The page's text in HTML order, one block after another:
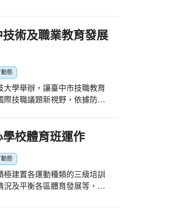
和社區家長的期望，本次經費
萬3,000元，合計7,338萬
校師生更優質的教學環境。 新
為光正國小圖書館暨社區共
向教育部爭取補助200萬元，
善、多元的學習環境，也為社
，光正國小是一所優質的學
全堪虞的問題外，同時提升
術及職業教育發展
態
大學舉辦，讓臺中市技職教育
際技職議題新視野，依據防疫
競賽汽車技術職類副裁判長
跨領域課程設計，為臺中市技
校體育班運作
態
建置各運動種類的三級培訓
及平衡各區體育發展等，逐